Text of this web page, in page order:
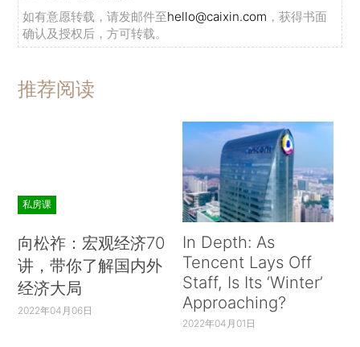
如有意愿转载，请发邮件至hello@caixin.com ，获得书面
确认及授权后，方可转载。
推荐阅读
私房课
向松祚：宏观经济70
讲，带你了解国内外
经济大局
2022年04月06日
In Depth: As
Tencent Lays Off
Staff, Is Its ‘Winter’
Approaching?
2022年04月01日